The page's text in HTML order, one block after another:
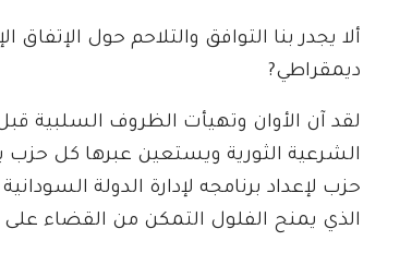
ألا يجدر بنا التوافق والتلاحم حول
ديمقراطي?
لقد آن الأوان وتهيأت الظروف السلبية
الشرعية الثورية ويستعين عبرها كل حزب
حزب لإعداد برنامجه لإدارة الدولة
الذي يمنح الفلول التمكن من القضاء على